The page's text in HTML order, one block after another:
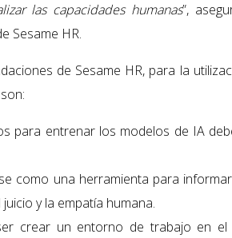
las capacidades humanas”,
Sesame HR.
de Sesame HR, para la
para entrenar los modelos de IA
como una herramienta para
y la empatía humana.
crear un entorno de trabajo en el